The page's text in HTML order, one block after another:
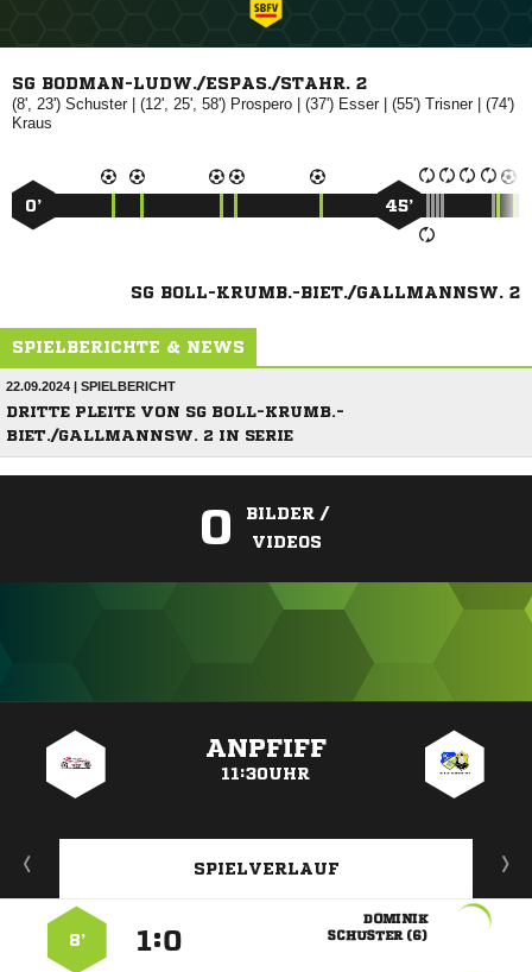
SG BODMAN-LUDW./ESPAS./STAHR. 2
(8', 23') | (12', 25', 58')  | (37') | (55') | (74')

0’ 45’
SG BOLL-KRUMB.-BIET./GALLMANNSW. 2
SPIELBERICHTE & NEWS
22.09.2024 | SPIELBERICHT
DRITTE PLEITE VON SG BOLL-KRUMB.-
BIET./GALLMANNSW. 2 IN SERIE
0
BILDER /
VIDEOS
ANPFIFF
11:30UHR
SPIELVERLAUF

 
:
8’